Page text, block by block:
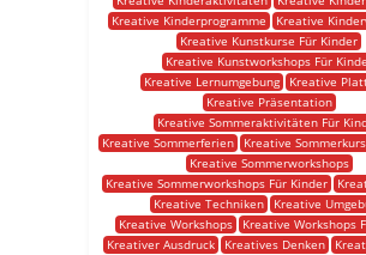
Kreative Kinderprogramme
Kreative
Kreative Kunstkurse Für Kinder
Kreative Kunstworkshops Für
Kreative Lernumgebung
Kreative
Kreative Präsentation
Kreative Sommeraktivitäten Für
Kreative Sommerferien
Kreative
Kreative Sommerworkshops
Kreative Sommerworkshops Für Kinder
Kreative Techniken
Kreative
Kreative Workshops
Kreative Workshops
Kreativer Ausdruck
Kreatives Denken